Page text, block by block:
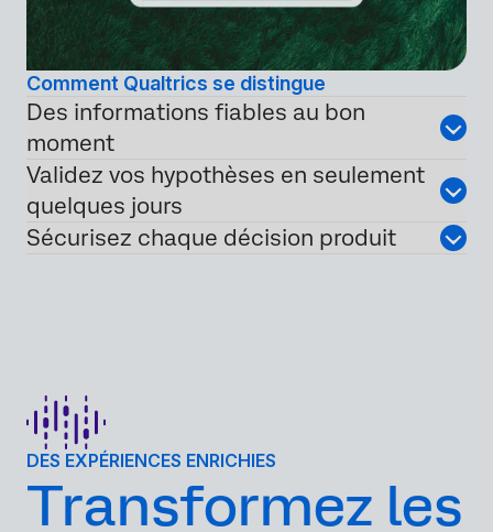
Comment Qualtrics se distingue
Des informations fiables au bon
moment
Validez vos hypothèses en seulement
quelques jours
Sécurisez chaque décision produit
DES EXPÉRIENCES ENRICHIES
Transformez les